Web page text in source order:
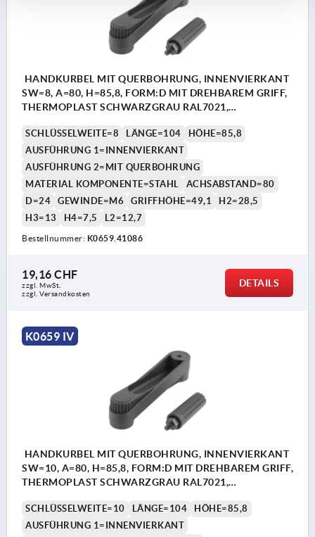
HANDKURBEL MIT QUERBOHRUNG, INNENVIERKANT
SW=8, A=80, H=85,8, FORM:D MIT DREHBAREM GRIFF,
THERMOPLAST SCHWARZGRAU RAL7021,
SCHLÜSSELWEITE=8 LÄNGE=104
HÖHE=85,8
AUSFÜHRUNG 1=INNENVIERKANT
AUSFÜHRUNG 2=MIT QUERBOHRUNG
MATERIAL KOMPONENTE=STAHL
ACHSABSTAND=80
D=24
GEWINDE=M6 GRIFFHÖHE=49,1
H2=28,5
H3=13
H4=7,5 L2=12,7
Bestellnummer: K0659.41086
19,16 CHF
zzgl. MwSt.
zzgl. Versandkosten
DETAILS
K0659 IV
HANDKURBEL MIT QUERBOHRUNG, INNENVIERKANT
SW=10, A=80, H=85,8, FORM:D MIT DREHBAREM GRIFF,
THERMOPLAST SCHWARZGRAU RAL7021,
SCHLÜSSELWEITE=10 LÄNGE=104
HÖHE=85,8
AUSFÜHRUNG 1=INNENVIERKANT